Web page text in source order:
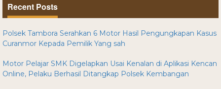
Recent Posts
Polsek Tambora Serahkan 6 Motor Hasil Pengungkapan Kasus
Curanmor Kepada Pemilik Yang sah
Motor Pelajar SMK Digelapkan Usai Kenalan di Aplikasi Kencan
Online, Pelaku Berhasil Ditangkap Polsek Kembangan